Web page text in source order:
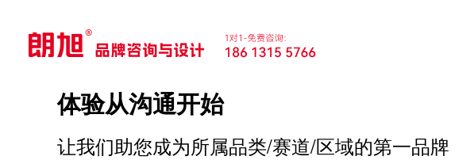
体验从沟通开始
让我们助您成为所属品类/赛道/区域的第一品牌